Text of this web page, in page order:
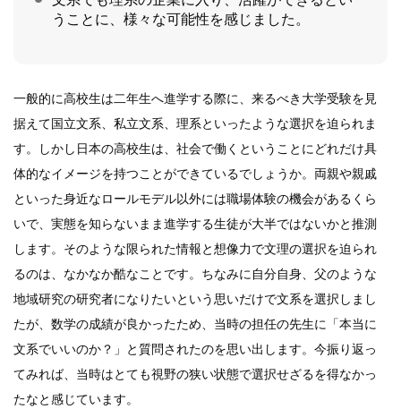
うことに、様々な可能性を感じました。
一般的に高校生は二年生へ進学する際に、来るべき大学受験を見
据えて国立文系、私立文系、理系といったような選択を迫られま
す。しかし日本の高校生は、社会で働くということにどれだけ具
体的なイメージを持つことができているでしょうか。両親や親戚
といった身近なロールモデル以外には職場体験の機会があるくら
いで、実態を知らないまま進学する生徒が大半ではないかと推測
します。そのような限られた情報と想像力で文理の選択を迫られ
るのは、なかなか酷なことです。ちなみに自分自身、父のような
地域研究の研究者になりたいという思いだけで文系を選択しまし
たが、数学の成績が良かったため、当時の担任の先生に「本当に
文系でいいのか？」と質問されたのを思い出します。今振り返っ
てみれば、当時はとても視野の狭い状態で選択せざるを得なかっ
たなと感じています。